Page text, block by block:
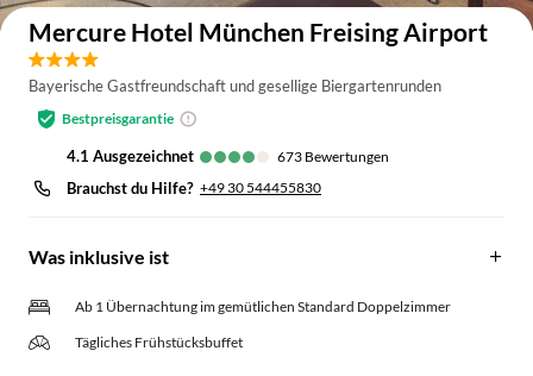
Mercure Hotel München Freising Airport
Bayerische Gastfreundschaft und gesellige Biergartenrunden
Bestpreisgarantie
4.1 ausgezeichnet 673 Bewertungen
Brauchst du Hilfe? +49 30 544455830
Was inklusive ist
Ab 1 Übernachtung im gemütlichen Standard Doppelzimmer
Tägliches Frühstücksbuffet